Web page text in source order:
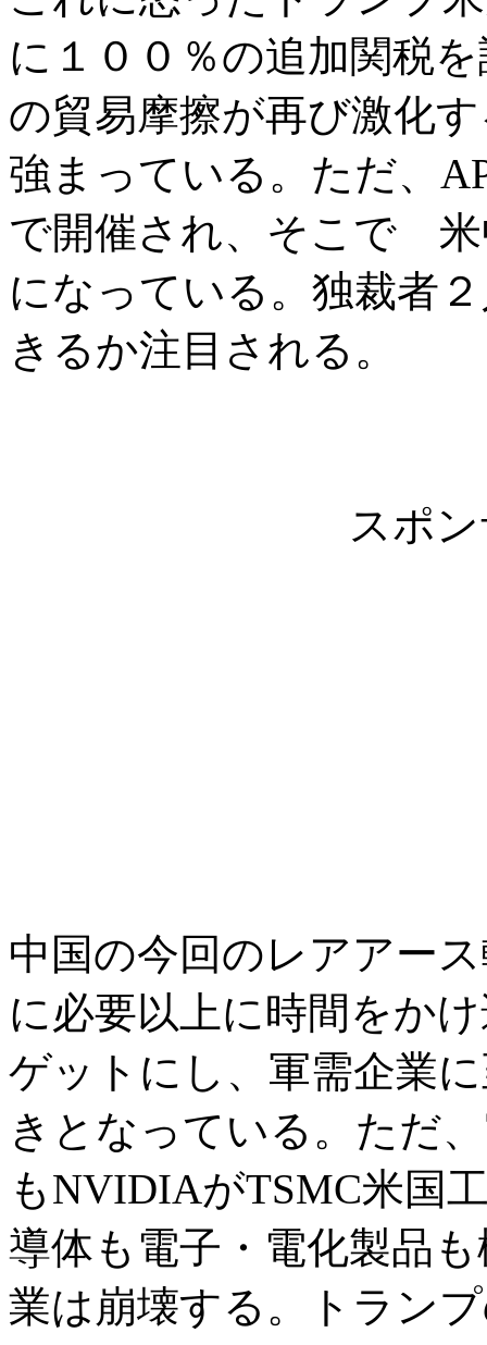
に１００％の追加関税
の貿易摩擦が再び激化
強まっている。ただ、
で開催され、そこで 米
になっている。独裁者
きるか注目される。
スポ
中国の今回のレアアー
に必要以上に時間をか
ゲットにし、軍需企業
きとなっている。ただ
もNVIDIAがTSMC米国
導体も電子・電化製品
業は崩壊する。トラン